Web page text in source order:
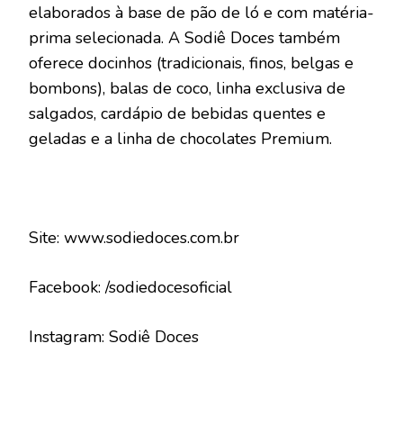
elaborados à base de pão de ló e com matéria-
prima selecionada. A Sodiê Doces também
oferece docinhos (tradicionais, finos, belgas e
bombons), balas de coco, linha exclusiva de
salgados, cardápio de bebidas quentes e
geladas e a linha de chocolates Premium.
Site: www.sodiedoces.com.br
Facebook: /sodiedocesoficial
Instagram: Sodiê Doces